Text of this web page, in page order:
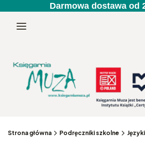
Darmowa dostawa od
Menu
Strona główna Podręczniki szkolne